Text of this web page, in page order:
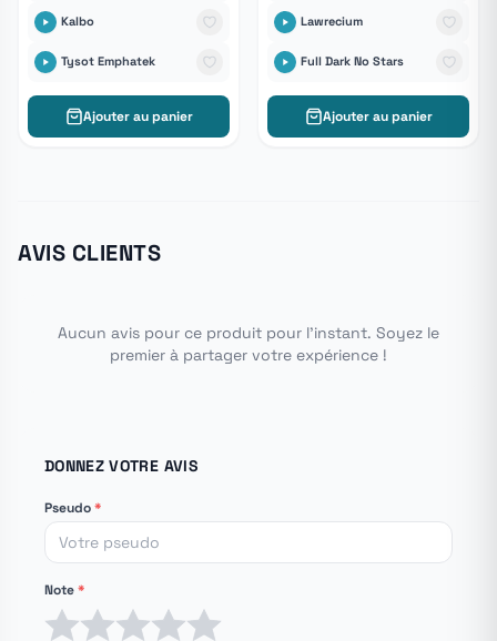
Kalbo
Tysot Emphatek
Ajouter au panier
Lawrecium
Full Dark No Stars
Ajouter au panier
AVIS CLIENTS
Aucun avis pour ce produit pour l'instant. Soyez le
premier à partager votre expérience !
DONNEZ VOTRE AVIS
Pseudo*
Note*